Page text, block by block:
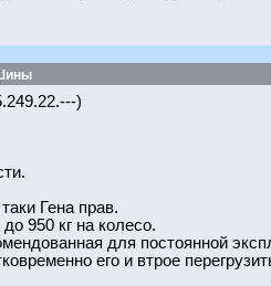
)
Гена прав.
950 кг на колесо.
для постоянной
его и втрое